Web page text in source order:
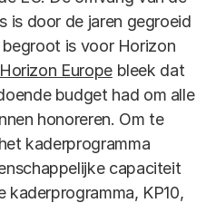
is door de jaren gegroeid
is voor Horizon
Europebleek dat
budget had om alle
honoreren. Om te
kaderprogramma
capaciteit
kaderprogramma, KP10,